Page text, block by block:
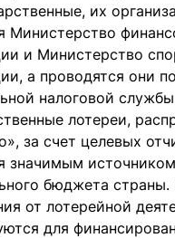
их
Министерство
и Министерство
а проводятся они
налоговой
лотереи,
за счет целевых
значимым
бюджета
от лотерейной
для